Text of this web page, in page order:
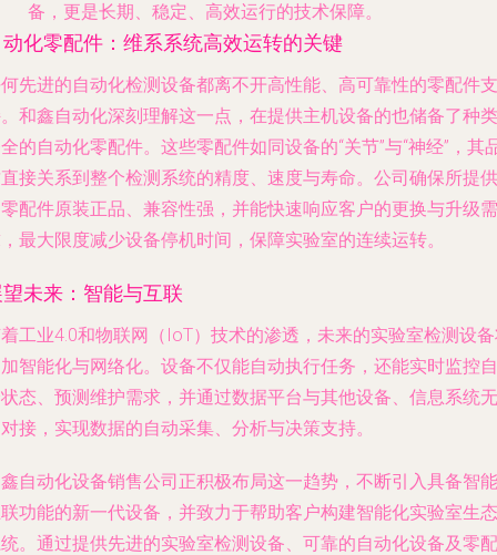
备，更是长期、稳定、高效运行的技术保障。
化零配件：维系系统高效运转的关键
先进的自动化检测设备都离不开高性能、高可靠性的零配件支
和鑫自动化深刻理解这一点，在提供主机设备的也储备了种类
的自动化零配件。这些零配件如同设备的“关节”与“神经”，其
接关系到整个检测系统的精度、速度与寿命。公司确保所提供
配件原装正品、兼容性强，并能快速响应客户的更换与升级需
最大限度减少设备停机时间，保障实验室的连续运转。
未来：智能与互联
工业4.0和物联网（IoT）技术的渗透，未来的实验室检测设
智能化与网络化。设备不仅能自动执行任务，还能实时监控自
态、预测维护需求，并通过数据平台与其他设备、信息系统无
接，实现数据的自动采集、分析与决策支持。
自动化设备销售公司正积极布局这一趋势，不断引入具备智能
功能的新一代设备，并致力于帮助客户构建智能化实验室生态
。通过提供先进的实验室检测设备、可靠的自动化设备及零配